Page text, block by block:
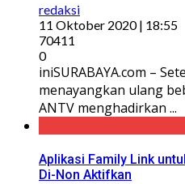
redaksi
11 Oktober 2020 | 18:55
70411
0
iniSURABAYA.com –
menayangkan ulang
ANTV menghadirkan ...
Aplikasi Family Link
Di-Non Aktifkan